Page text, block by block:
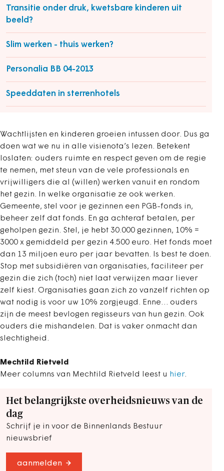
Transitie onder druk, kwetsbare kinderen uit
beeld?
Slim werken - thuis werken?
Personalia BB 04-2013
Speeddaten in sterrenhotels
Wachtlijsten en kinderen groeien intussen door. Dus ga
doen wat we nu in alle visienota’s lezen. Betekent
loslaten: ouders ruimte en respect geven om de regie
te nemen, met steun van de vele professionals en
vrijwilligers die al (willen) werken vanuit en rondom
het gezin. In welke organisatie ze ook werken.
Gemeente, stel voor je gezinnen een PGB-fonds in,
beheer zelf dat fonds. En ga achteraf betalen, per
geholpen gezin. Stel, je hebt 30.000 gezinnen, 10% =
3000 x gemiddeld per gezin 4.500 euro. Het fonds moet
dan 13 miljoen euro per jaar bevatten. Is best te doen.
Stop met subsidiëren van organisaties, faciliteer per
gezin die zich (toch) niet laat verwijzen maar liever
zelf kiest. Organisaties gaan zich zo vanzelf richten op
wat nodig is voor uw 10% zorgjeugd. Enne… ouders
zijn de meest bevlogen regisseurs van hun gezin. Ook
ouders die mishandelen. Dat is vaker onmacht dan
slechtigheid.
Mechtild Rietveld
Meer columns van Mechtild Rietveld leest u hier.
Het belangrijkste overheidsnieuws van de
dag
Schrijf je in voor de Binnenlands Bestuur
nieuwsbrief
aanmelden